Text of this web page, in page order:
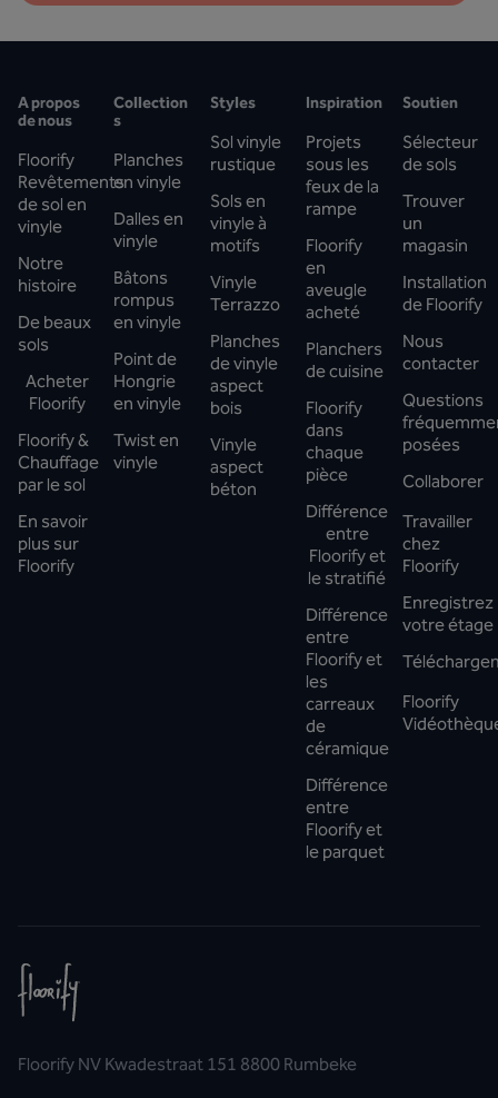
A propos
de nous
Floorify
Revêtements
de sol en
vinyle
Notre
histoire
De beaux
sols
Acheter
Floorify
Floorify &
Chauffage
par le sol
En savoir
plus sur
Floorify
Collection
s
Planches
en vinyle
Dalles en
vinyle
Bâtons
rompus
en vinyle
Point de
Hongrie
en vinyle
Twist en
vinyle
Styles
Sol vinyle
rustique
Sols en
vinyle à
motifs
Vinyle
Terrazzo
Planches
de vinyle
aspect
bois
Vinyle
aspect
béton
Inspiration
Projets
sous les
feux de la
rampe
Floorify
en
aveugle
acheté
Planchers
de cuisine
Floorify
dans
chaque
pièce
Différence
entre
Floorify et
le stratifié
Différence
entre
Floorify et
les
carreaux
de
céramique
Différence
entre
Floorify et
le parquet
Soutien
Sélecteur
de sols
Trouver
un
magasin
Installation
de Floorify
Nous
contacter
Questions
posées
Collaborer
Travailler
chez
Floorify
Enregistrez
votre étage
Floorify
Floorify NV Kwadestraat 151 8800 Rumbeke